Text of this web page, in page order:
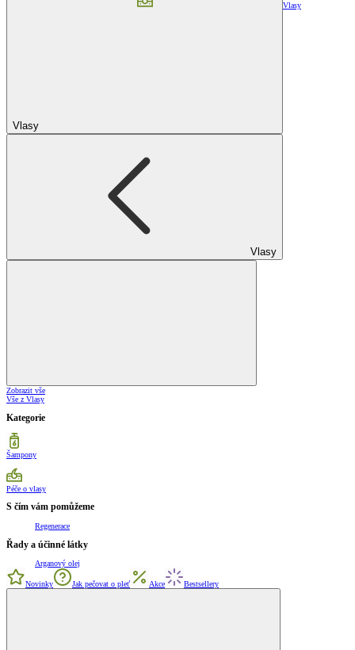
Vlasy
Vlasy
Vlasy
Zobrazit vše
Vše z Vlasy
Kategorie
Šampony
Péče o vlasy
S čím vám pomůžeme
Regenerace
Řady a účinné látky
Arganový olej
Novinky Jak pečovat o pleť Akce Bestsellery